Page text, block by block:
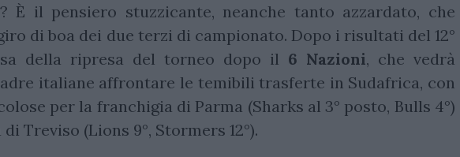
? È il pensiero stuzzicante, neanche tanto azzardato, che
di boa dei due terzi di campionato. Dopo i risultati del 12°
della ripresa del torneo dopo il 6 Nazioni, che vedrà
italiane affrontare le temibili trasferte in Sudafrica, con
per la franchigia di Parma (Sharks al 3° posto, Bulls 4°)
Treviso (Lions 9°, Stormers 12°).